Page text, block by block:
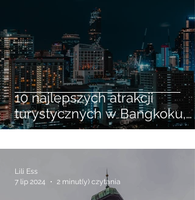
turystycznych w Bangkoku,
które musisz zobaczyć
3 minut(y) czytania